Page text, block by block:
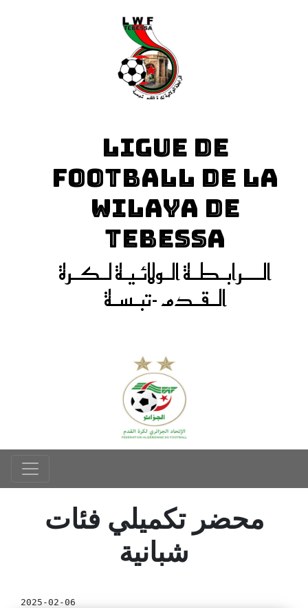
LIGUE DE
FOOTBALL DE LA
WILAYA DE
TEBESSA
الـــرابـطـة الـولائـيـة لـكـرة
الـقـدم -تبـسـة
محضر تكميلي فئات
شبانية
2025-02-06